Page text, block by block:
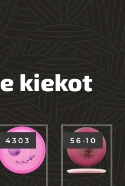
kiekot
4 3 0 3 5 6 -1 0